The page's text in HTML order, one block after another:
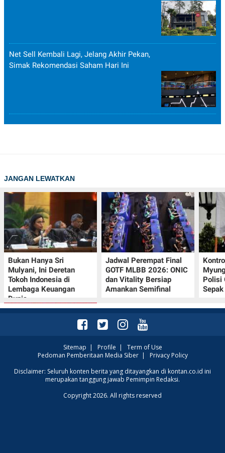
Net Sell Kembali Lagi, Jelang Akhir Pekan,
Simak Rekomendasi Saham Hari Ini
JANGAN LEWATKAN
Bukan Hanya Sri
Mulyani, Ini Deretan
Tokoh Indonesia di
Lembaga Keuangan
Dunia
Jadwal Perempat Final
GOTF MLBB 2026: ONIC
dan Vitality Bersiap
Amankan Semifinal
Polisi
Promo JSM Superindo
7–9 Agustus 2026,
Rp37.900 hingga Buah
Sitemap | Profile | Term of Use
Pedoman Pemberitaan Media Siber| Privacy Policy
Disclaimer: Seluruh konten berita yang ditayangkan di kontan.co.id ini
merupakan tanggung jawab Pemimpin Redaksi.
Copyright 2026. All rights reserved